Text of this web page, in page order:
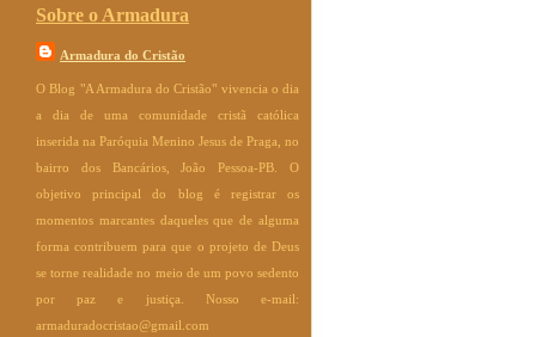
Sobre o Armadura
Armadura do Cristão
O Blog "A Armadura do Cristão" vivencia o dia
a dia de uma comunidade cristã católica
inserida na Paróquia Menino Jesus de Praga, no
bairro dos Bancários, João Pessoa-PB. O
objetivo principal do blog é registrar os
momentos marcantes daqueles que de alguma
forma contribuem para que o projeto de Deus
se torne realidade no meio de um povo sedento
por paz e justiça. Nosso e-mail:
armaduradocristao@gmail.com